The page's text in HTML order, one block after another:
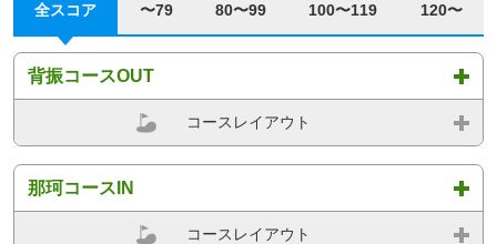
全スコア 〜79 80〜99 100〜119 120〜
背振コースOUT
コースレイアウト
那珂コースIN
コースレイアウト